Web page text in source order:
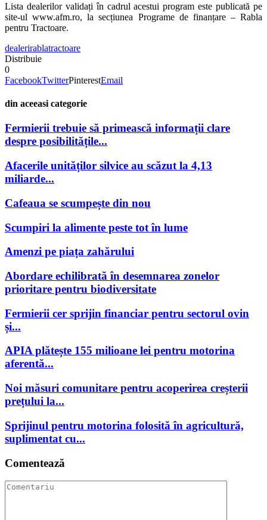
Lista dealerilor validați în cadrul acestui program este publicată pe
site-ul www.afm.ro, la secțiunea Programe de finanțare – Rabla
pentru Tractoare.
dealerirablatractoare
Distribuie
0
FacebookTwitterPinterestEmail
din aceeasi categorie
Fermierii trebuie să primească informații clare
despre posibilitățile...
Afacerile unităților silvice au scăzut la 4,13
miliarde...
Cafeaua se scumpește din nou
Scumpiri la alimente peste tot în lume
Amenzi pe piața zahărului
Abordare echilibrată în desemnarea zonelor
prioritare pentru biodiversitate
Fermierii cer sprijin financiar pentru sectorul ovin
și...
APIA plătește 155 milioane lei pentru motorina
aferentă...
Noi măsuri comunitare pentru acoperirea creșterii
prețului la...
Sprijinul pentru motorina folosită în agricultură,
suplimentat cu...
Comentează